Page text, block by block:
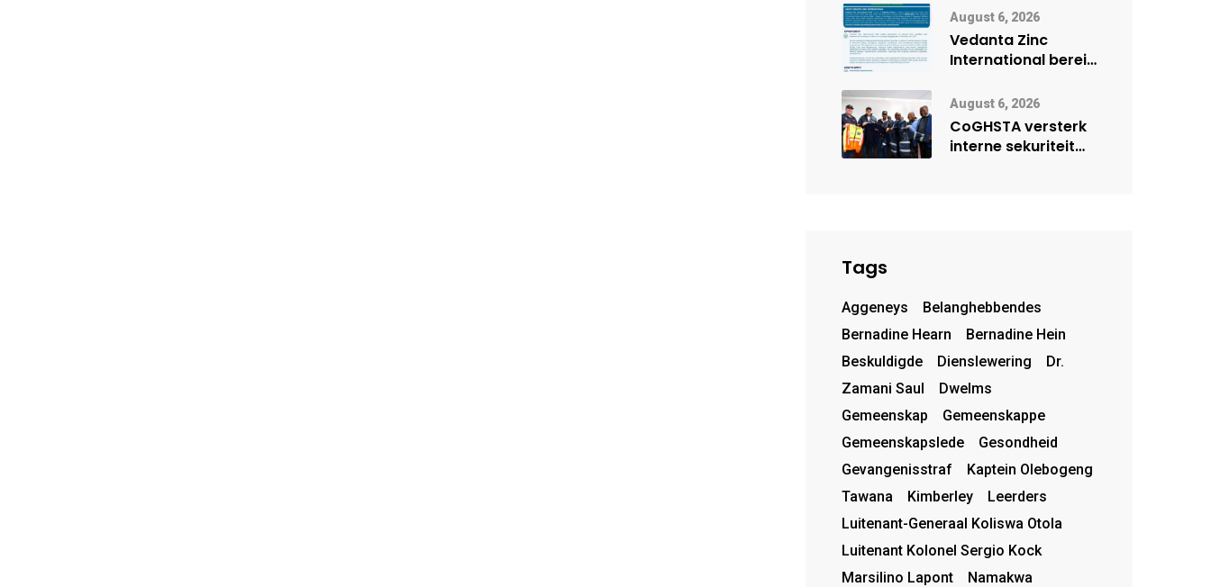
digitale toekoms
deur Cisco-
vennootskap
August 6, 2026
Vedanta Zinc
International berei
vir moontlike
herbegin
August 6, 2026
CoGHSTA versterk
interne sekuriteit
Tags
Aggeneys
Belanghebbendes
Bernadine Hearn
Bernadine Hein
Beskuldigde
Dienslewering
Dr.
Zamani Saul
Dwelms
Gemeenskap
Gemeenskappe
Gemeenskapslede
Gesondheid
Gevangenisstraf
Kaptein Olebogeng
Tawana
Kimberley
Leerders
Luitenant-Generaal Koliswa Otola
Luitenant Kolonel Sergio Kock
Marsilino Lapont
Namakwa